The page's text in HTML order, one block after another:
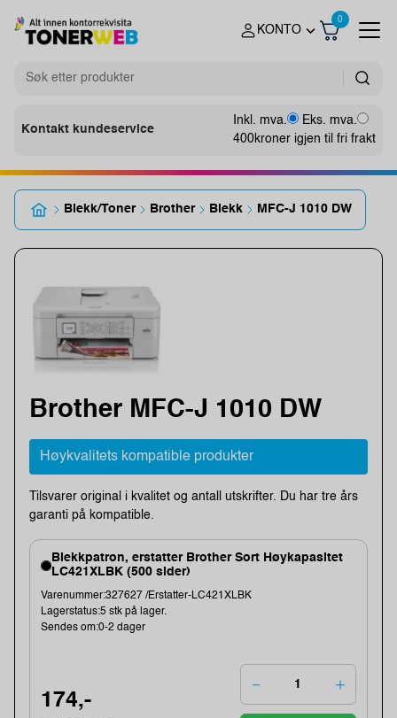
KONTO
0
Kontakt kundeservice
Inkl. mva.
Eks. mva.
400kroner igjen til fri frakt
Blekk/Toner Brother Blekk MFC-J 1010 DW
Brother MFC-J 1010 DW
Høykvalitets kompatible produkter
Tilsvarer original i kvalitet og antall utskrifter. Du har tre års
garanti på kompatible.
Blekkpatron, erstatter Brother Sort Høykapasitet
LC421XLBK (500 sider)
Varenummer:327627 /Erstatter-LC421XLBK
Lagerstatus:5 stk på lager.
Sendes om:0-2 dager
174,-